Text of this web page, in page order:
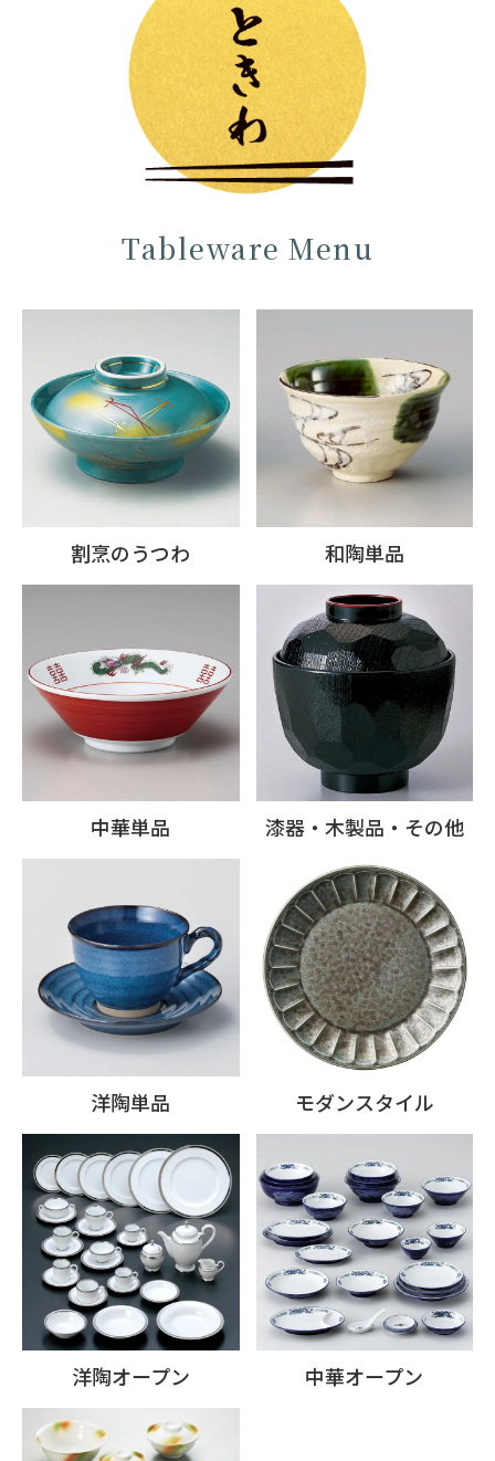
Tableware Menu
割烹のうつわ 和陶単品
中華単品 漆器・木製品・その他
洋陶単品 モダンスタイル
洋陶オープン 中華オープン